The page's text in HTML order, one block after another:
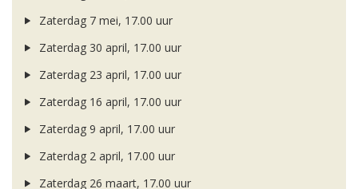
Zaterdag 7 mei, 17.00 uur
Zaterdag 30 april, 17.00 uur
Zaterdag 23 april, 17.00 uur
Zaterdag 16 april, 17.00 uur
Zaterdag 9 april, 17.00 uur
Zaterdag 2 april, 17.00 uur
Zaterdag 26 maart, 17.00 uur